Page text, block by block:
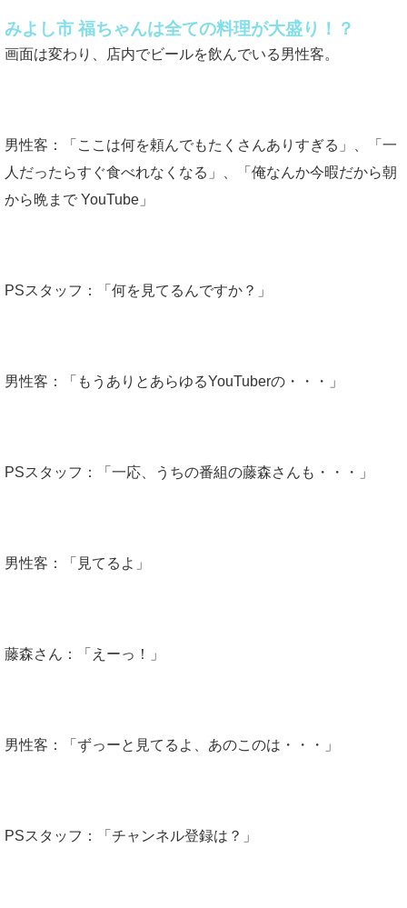
みよし市 福ちゃんは全ての料理が大盛り！？
画面は変わり、店内でビールを飲んでいる男性客。
男性客：「ここは何を頼んでもたくさんありすぎる」、「一
人だったらすぐ食べれなくなる」、「俺なんか今暇だから朝
から晩まで YouTube」
PSスタッフ：「何を見てるんですか？」
男性客：「もうありとあらゆるYouTuberの・・・」
PSスタッフ：「一応、うちの番組の藤森さんも・・・」
男性客：「見てるよ」
藤森さん：「えーっ！」
男性客：「ずっーと見てるよ、あのこのは・・・」
PSスタッフ：「チャンネル登録は？」